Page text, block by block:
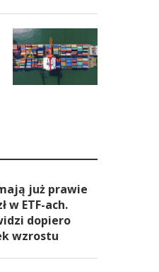
już prawie
w ETF-ach.
dopiero
wzrostu